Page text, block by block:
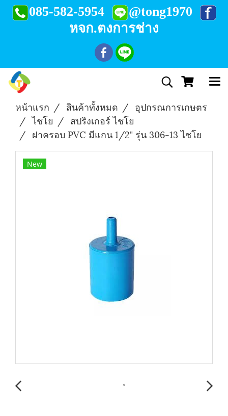
085-582-5954
@tong1970
หจก.ตงการช่าง
หน้าแรก สินค้าทั้งหมด
อุปกรณการเกษตร
ไชโย
สปริงเกอร์ ไชโย
ฝาครอบ PVC มีแกน 1/2" รุ่น 306-13 ไชโย
New